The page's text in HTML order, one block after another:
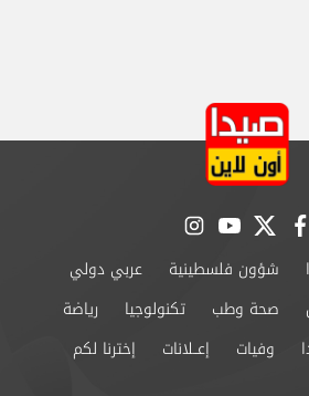
facebook
twitter
youtube
instagram
شؤون فلسطينية
عربي دولي
صحة وطب تكنولوجيا
رياضة
وفيات إعــلانات
إخترنا لكم